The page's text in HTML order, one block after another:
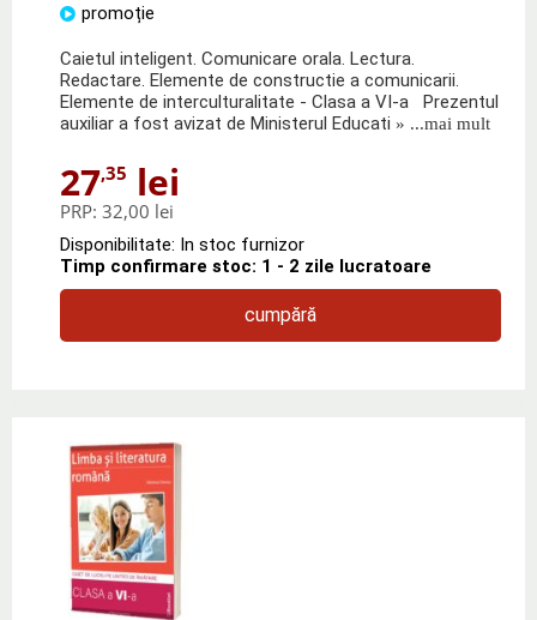
promoție
Caietul inteligent. Comunicare orala. Lectura.
Redactare. Elemente de constructie a comunicarii.
Elemente de interculturalitate - Clasa a VI-a Prezentul
auxiliar a fost avizat de Ministerul Educati » ...mai mult
27,35 lei
PRP: 32,00 lei
Disponibilitate: In stoc furnizor
Timp confirmare stoc: 1 - 2 zile lucratoare
cumpără